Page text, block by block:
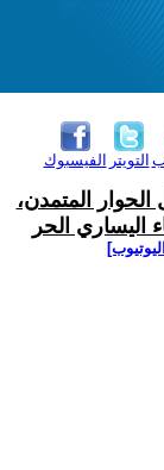
الفيسبوك التويتر
المتمدن،
اليساري الحر